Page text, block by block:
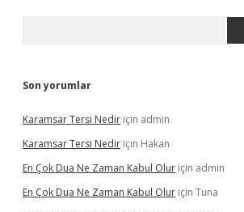
Son yorumlar
Karamsar Tersi Nedir için admin
Karamsar Tersi Nedir için Hakan
En Çok Dua Ne Zaman Kabul Olur için admin
En Çok Dua Ne Zaman Kabul Olur için Tuna